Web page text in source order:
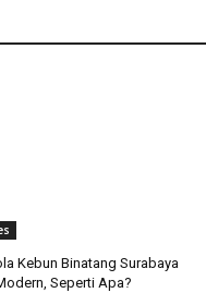
Kebun Binatang Surabaya
Seperti Apa?